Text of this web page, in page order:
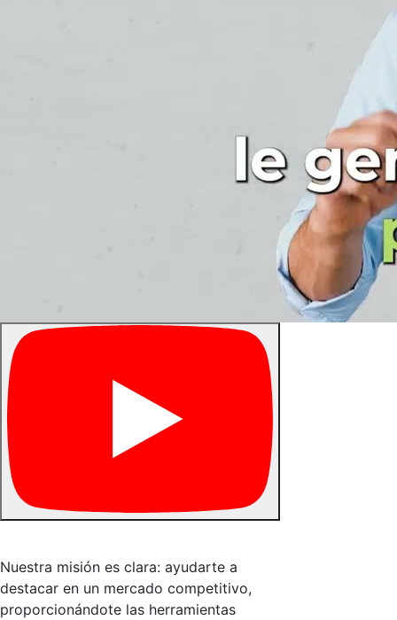
Nuestra misión es clara: ayudarte a
destacar en un mercado competitivo,
proporcionándote las herramientas